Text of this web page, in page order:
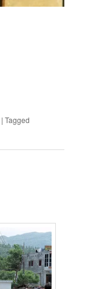
|Tagged